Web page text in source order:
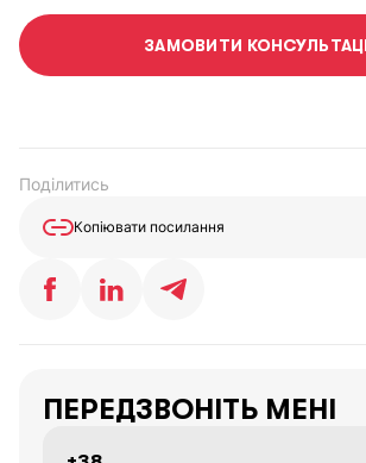
ЗАМОВИТИ
Поділитись
Копіювати посилання
ПЕРЕДЗВОНІТЬ МЕНІ